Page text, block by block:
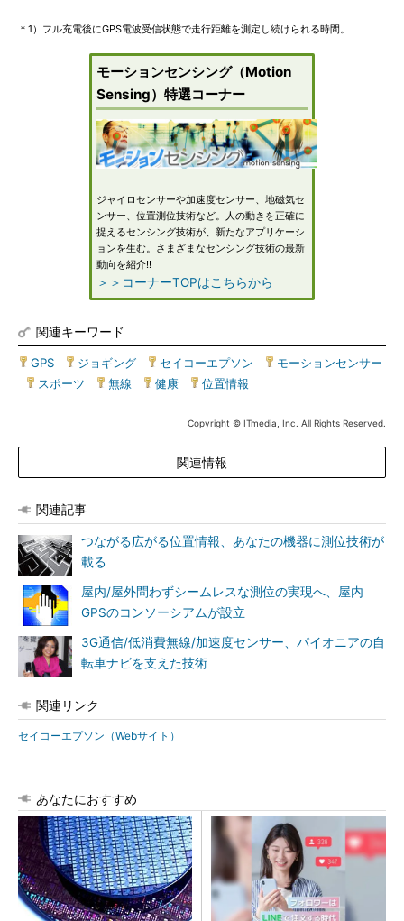
＊1）フル充電後にGPS電波受信状態で走行距離を測定し続けられる時間。
モーションセンシング（Motion
Sensing）特選コーナー
ジャイロセンサーや加速度センサー、地磁気セ
ンサー、位置測位技術など。人の動きを正確に
捉えるセンシング技術が、新たなアプリケーシ
ョンを生む。さまざまなセンシング技術の最新
動向を紹介!!
＞＞コーナーTOPはこちらから
関連キーワード
GPS ジョギング セイコーエプソン
モーションセンサー
スポーツ 無線 健康 位置情報
Copyright © ITmedia, Inc. All Rights Reserved.
関連情報
関連記事
つながる広がる位置情報、あなたの機器に測位技術が
載る
屋内/屋外問わずシームレスな測位の実現へ、屋内
GPSのコンソーシアムが設立
3G通信/低消費無線/加速度センサー、パイオニアの自
転車ナビを支えた技術
関連リンク
セイコーエプソン（Webサイト）
あなたにおすすめ